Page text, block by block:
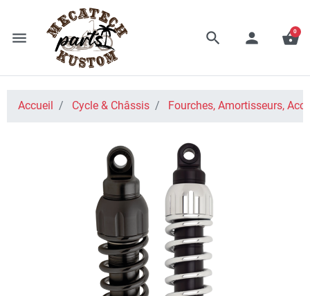
menu search person shopping_basket
0
Accueil Cycle & Châssis Fourches, Amortisseurs,